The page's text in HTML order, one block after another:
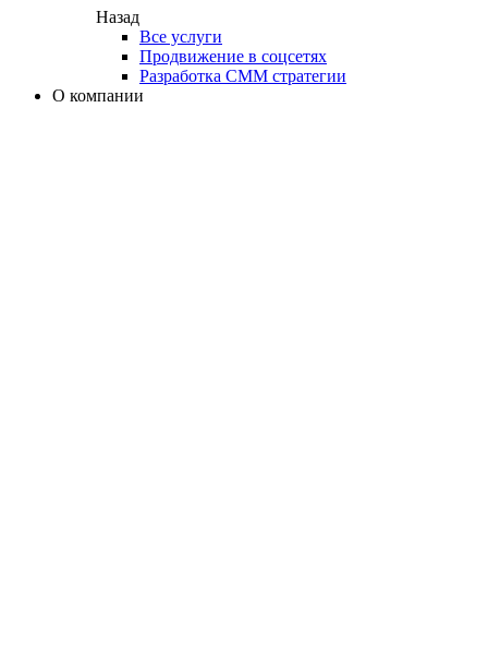
Назад
Все услуги
Продвижение в соцсетях
Разработка СММ стратегии
О компании